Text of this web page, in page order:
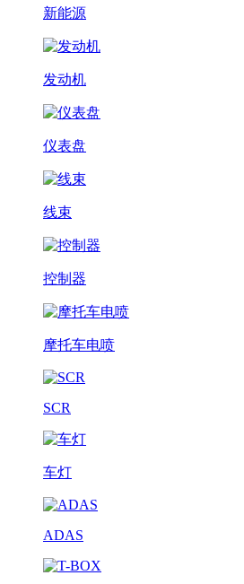
新能源
发动机
仪表盘
线束
控制器
摩托车电喷
SCR
车灯
ADAS